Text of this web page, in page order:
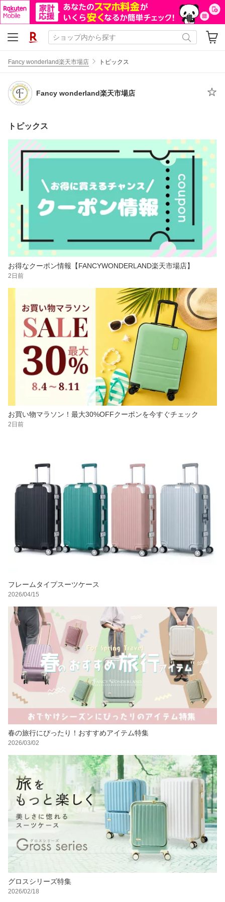
Fancy wonderland楽天市場店 トピックス
Fancy wonderland楽天市場店
トピックス
お得なクーポン情報【FANCYWONDERLAND楽天市場店】
2日前
お買い物マラソン！最大30%OFFクーポンを今すぐチェック
2日前
フレームタイプスーツケース
2026/04/15
春の旅行にぴったり！おすすめアイテム特集
2026/03/02
グロスシリーズ特集
2026/02/18